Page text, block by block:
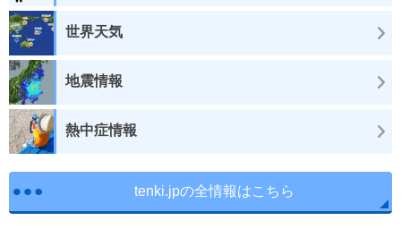
世界天気
地震情報
熱中症情報
tenki.jpの全情報はこちら